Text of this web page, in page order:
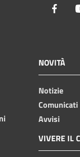
NOVITÀ
Notizie
Comunicati
Avvisi
VIVERE IL